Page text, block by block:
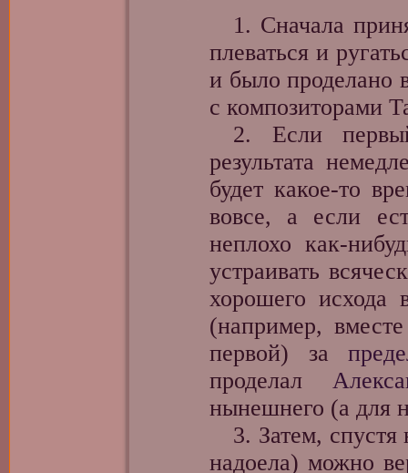
1. Сначала
плеваться и
и было проделано
с композиторами
2. Если
результата
будет какое-то
вовсе, а если
неплохо как-
устраивать
хорошего исхода
(например,
первой) за
проделал
нынешнего (а для
3. Затем, спустя
надоела) можно